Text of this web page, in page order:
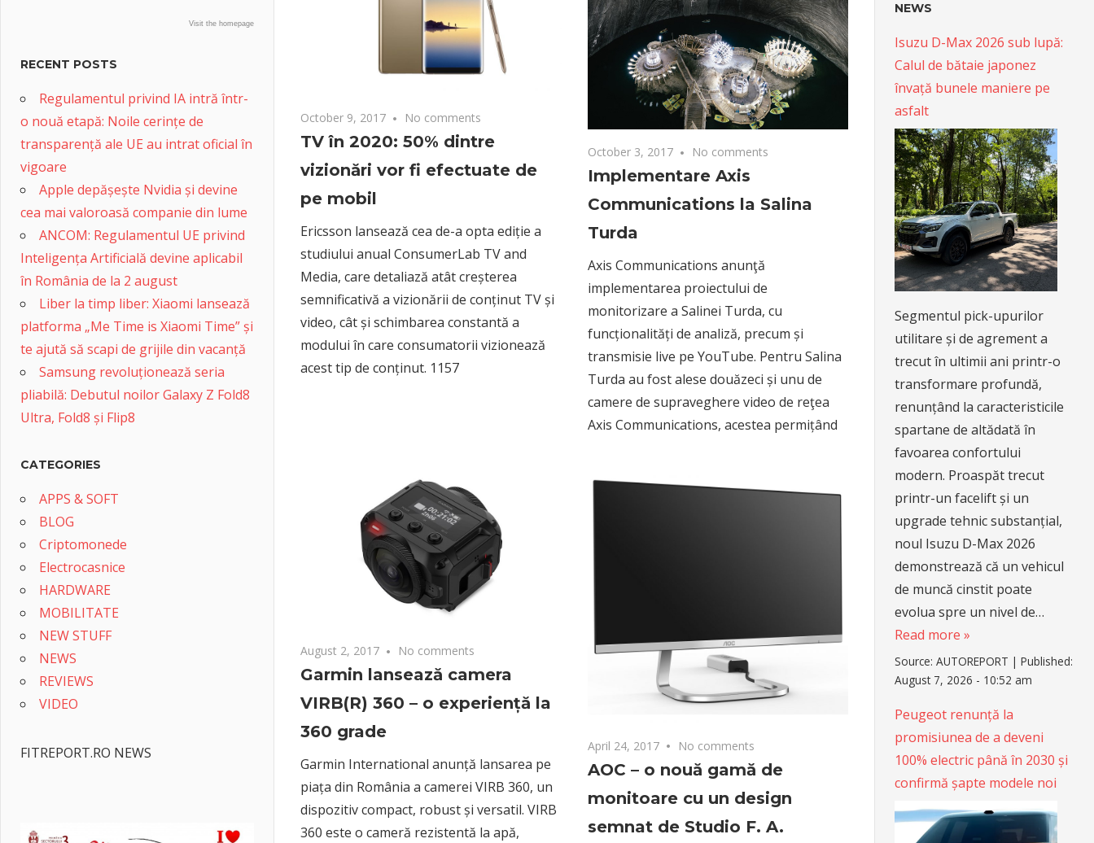
October 9, 2017 No comments
TV în 2020: 50% dintre
vizionări vor fi efectuate de
pe mobil
Ericsson lansează cea de-a opta ediție a
studiului anual ConsumerLab TV and
Media, care detaliază atât creșterea
semnificativă a vizionării de conținut TV și
video, cât și schimbarea constantă a
modului în care consumatorii vizionează
acest tip de conținut. 1157
October 3, 2017 No comments
Implementare Axis
Communications la Salina
Turda
Axis Communications anunţă
implementarea proiectului de
monitorizare a Salinei Turda, cu
funcționalități de analiză, precum și
transmisie live pe YouTube. Pentru Salina
Turda au fost alese douăzeci și unu de
camere de supraveghere video de reţea
Axis Communications, acestea permițând
August 2, 2017 No comments
Garmin lansează camera
VIRB(R) 360 – o experiență la
360 grade
Garmin International anunță lansarea pe
piața din România a camerei VIRB 360, un
dispozitiv compact, robust și versatil. VIRB
360 este o cameră rezistentă la apă,
April 24, 2017 No comments
AOC – o nouă gamă de
monitoare cu un design
semnat de Studio F. A.
Visit the homepage
RECENT POSTS
Regulamentul privind IA intră într-
o nouă etapă: Noile cerințe de
transparență ale UE au intrat oficial în
vigoare
Apple depășește Nvidia și devine
cea mai valoroasă companie din lume
ANCOM: Regulamentul UE privind
Inteligența Artificială devine aplicabil
în România de la 2 august
Liber la timp liber: Xiaomi lansează
platforma „Me Time is Xiaomi Time” și
te ajută să scapi de grijile din vacanță
Samsung revoluționează seria
pliabilă: Debutul noilor Galaxy Z Fold8
Ultra, Fold8 și Flip8
CATEGORIES
APPS & SOFT
BLOG
Criptomonede
Electrocasnice
HARDWARE
MOBILITATE
NEW STUFF
NEWS
REVIEWS
VIDEO
FITREPORT.RO NEWS
NEWS
Isuzu D-Max 2026 sub lupă:
Calul de bătaie japonez
învață bunele maniere pe
asfalt
Segmentul pick-upurilor
utilitare și de agrement a
trecut în ultimii ani printr-o
transformare profundă,
renunțând la caracteristicile
spartane de altădată în
favoarea confortului
modern. Proaspăt trecut
printr-un facelift și un
upgrade tehnic substanțial,
noul Isuzu D-Max 2026
demonstrează că un vehicul
de muncă cinstit poate
evolua spre un nivel de…
Read more »
Source:AUTOREPORT |Published:
August 7, 2026 - 10:52 am
Peugeot renunță la
promisiunea de a deveni
100% electric până în 2030 și
confirmă șapte modele noi